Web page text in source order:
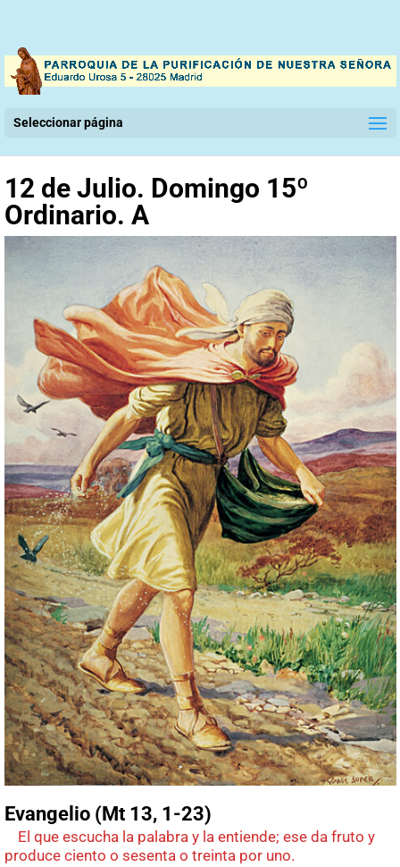
Seleccionar página
12 de Julio. Domingo 15º
Ordinario. A
Evangelio (Mt 13, 1-23)
El que escucha la palabra y la entiende; ese da fruto y
produce ciento o sesenta o treinta por uno.